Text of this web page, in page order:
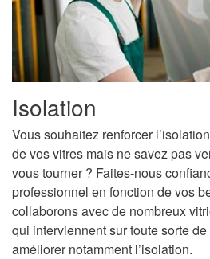
Isolation
Vous souhaitez renforcer
de vos vitres mais ne savez pas
vous tourner ? Faites-nous
professionnel en fonction de vos
collaborons avec de nombreux
qui interviennent sur toute sorte
améliorer notamment l’isolation.